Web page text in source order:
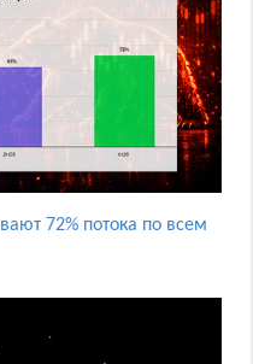
72% потока по всем